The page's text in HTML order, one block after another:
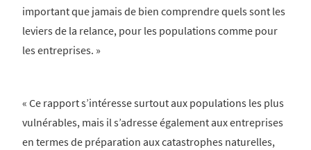
important que jamais de bien comprendre quels sont les
leviers de la relance, pour les populations comme pour
les entreprises. »
« Ce rapport s’intéresse surtout aux populations les plus
vulnérables, mais il s’adresse également aux entreprises
en termes de préparation aux catastrophes naturelles,